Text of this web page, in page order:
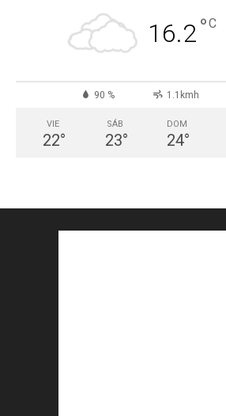
16.2°C
90 % 1.1kmh
VIE
22°
SÁB
23°
DOM
24°